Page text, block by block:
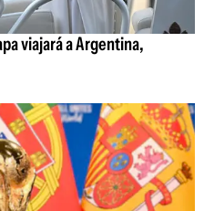
viajará a Argentina,